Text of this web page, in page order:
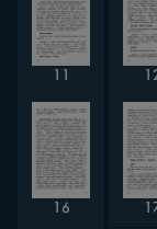
11
16